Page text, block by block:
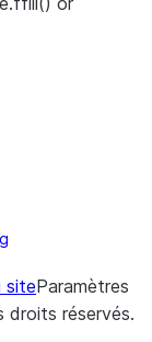
siteParamètres
droits réservés.